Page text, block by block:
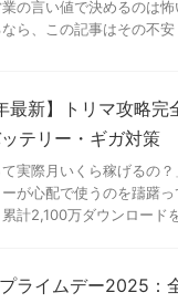
の言い値で決めるのは
ら、この記事はその不
最新】トリマ攻略
テリー・ギガ対策
て実際月いくら稼げるの
ーが心配で使うのを躊躇
計2,100万ダウンロード
ライムデー2025：